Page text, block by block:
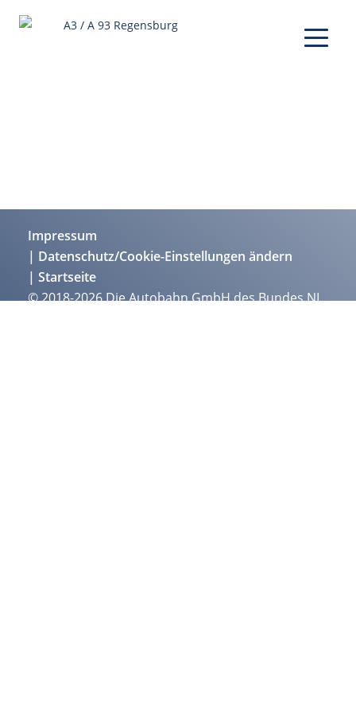
Impressum
Datenschutz/Cookie-Einstellungen ändern
Startseite
© 2018-2026 Die Autobahn GmbH des Bundes NL